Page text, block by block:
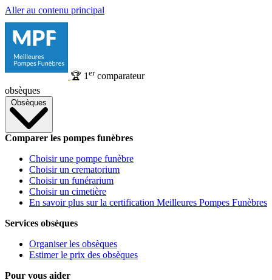
Aller au contenu principal
🏆 1 ercomparateur
obsèques
Obsèques
Comparer les pompes funèbres
Choisir une pompe funèbre
Choisir un crematorium
Choisir un funérarium
Choisir un cimetière
En savoir plus sur la certification Meilleures Pompes Funèbres
Services obsèques
Organiser les obsèques
Estimer le prix des obsèques
Pour vous aider